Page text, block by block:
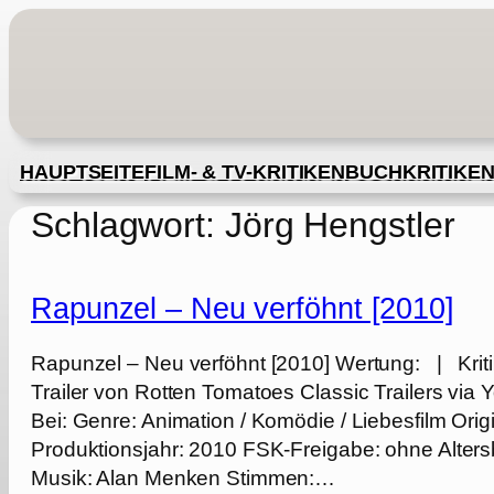
Zum
HAUPTSEITEFILM- & TV-KRITIKENBUCHKRITIKEN
Schlagwort: Jörg Hengstler
Rapunzel – Neu verföhnt [2010]
Rapunzel – Neu verföhnt [2010] Wertung: |
Trailer von Rotten Tomatoes Classic Trailers
Bei: Genre: Animation / Komödie / Liebesfilm
Produktionsjahr: 2010 FSK-Freigabe: ohne
Musik: Alan Menken Stimmen:…